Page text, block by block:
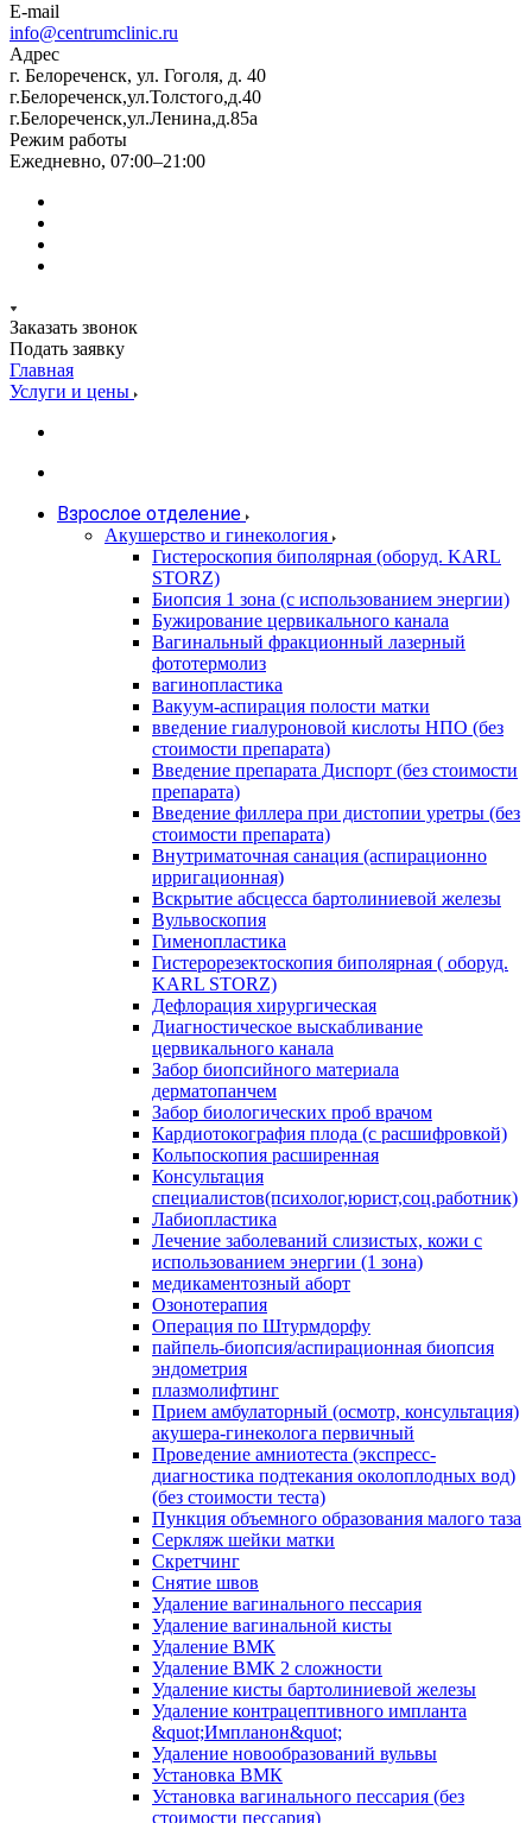
E-mail
info@centrumclinic.ru
Адрес
г. Белореченск, ул. Гоголя, д. 40
г.Белореченск,ул.Толстого,д.40
г.Белореченск,ул.Ленина,д.85а
Режим работы
Ежедневно, 07:00–21:00
Заказать звонок
Подать заявку
Главная
Услуги и цены
Взрослое отделение
Акушерство и гинекология
Гистероскопия биполярная (оборуд. KARL
STORZ)
Биопсия 1 зона (с использованием энергии)
Бужирование цервикального канала
Вагинальный фракционный лазерный
фототермолиз
вагинопластика
Вакуум-аспирация полости матки
введение гиалуроновой кислоты НПО (без
стоимости препарата)
Введение препарата Диспорт (без стоимости
препарата)
Введение филлера при дистопии уретры (без
стоимости препарата)
Внутриматочная санация (аспирационно
ирригационная)
Вскрытие абсцесса бартолиниевой железы
Вульвоскопия
Гименопластика
Гистерорезектоскопия биполярная ( оборуд.
KARL STORZ)
Дефлорация хирургическая
Диагностическое выскабливание
цервикального канала
Забор биопсийного материала
дерматопанчем
Забор биологических проб врачом
Кардиотокография плода (с расшифровкой)
Кольпоскопия расширенная
Консультация
специалистов(психолог,юрист,соц.работник)
Лабиопластика
Лечение заболеваний слизистых, кожи с
использованием энергии (1 зона)
медикаментозный аборт
Озонотерапия
Операция по Штурмдорфу
пайпель-биопсия/аспирационная биопсия
эндометрия
плазмолифтинг
Прием амбулаторный (осмотр, консультация)
акушера-гинеколога первичный
Проведение амниотеста (экспресс-
диагностика подтекания околоплодных вод)
(без стоимости теста)
Пункция объемного образования малого таза
Серкляж шейки матки
Скретчинг
Снятие швов
Удаление вагинального пессария
Удаление вагинальной кисты
Удаление ВМК
Удаление ВМК 2 сложности
Удаление кисты бартолиниевой железы
Удаление контрацептивного импланта
&quot;Импланон&quot;
Удаление новообразований вульвы
Установка ВМК
Установка вагинального пессария (без
стоимости пессария)